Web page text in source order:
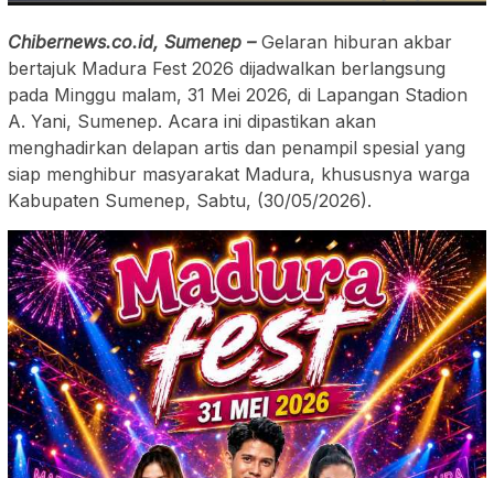
Chibernews.co.id, Sumenep –Gelaran hiburan akbar
bertajuk Madura Fest 2026 dijadwalkan berlangsung
pada Minggu malam, 31 Mei 2026, di Lapangan Stadion
A. Yani, Sumenep. Acara ini dipastikan akan
menghadirkan delapan artis dan penampil spesial yang
siap menghibur masyarakat Madura, khususnya warga
Kabupaten Sumenep, Sabtu, (30/05/2026).